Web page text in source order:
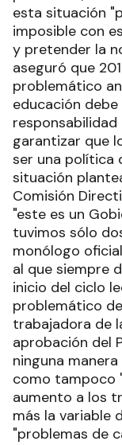
esta situación
imposible con
y pretender la
aseguró que
problemático
educación
garantizar que
ser una política
situación
Comisión
"este es un
tuvimos sólo
monólogo
al que siempre
inicio del ciclo
problemático
trabajadora de
aprobación del
ninguna
como tampoco
aumento a los
más la variable
"problemas de